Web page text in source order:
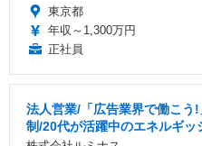
東京都
年収～1,300万円
正社員
法人営業/「広告業界で働こう
制/20代が活躍中のエネルギ